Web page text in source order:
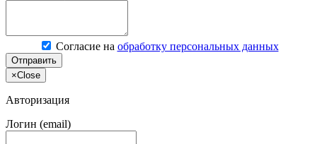
Согласие на обработку персональных данных
Отправить
×Close
Авторизация
Логин (email)